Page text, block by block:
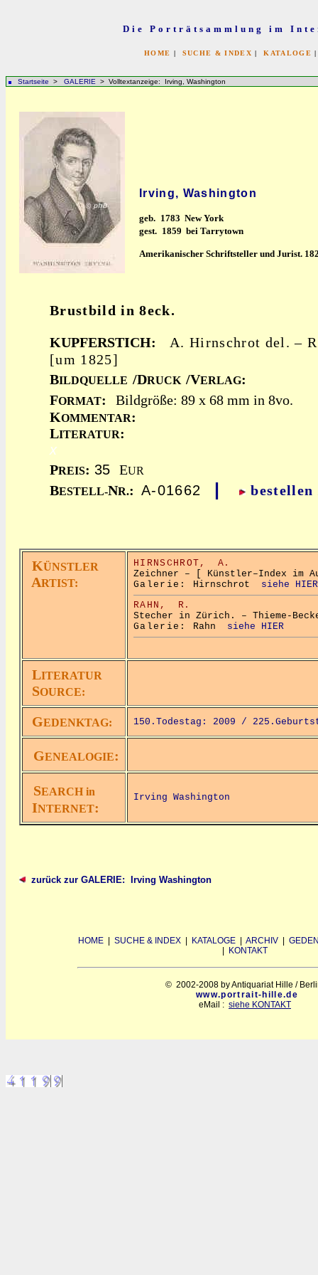
Die Porträtsammlung im
HOME | SUCHE & INDEX |KATALOGE
Startseite > GALERIE > Volltextanzeige: Irving, Washington
Irving, Washington
geb. 1783 New York
gest. 1859 bei Tarrytown
Amerikanischer Schriftsteller und Jurist.
Brustbild in 8eck.
KUPFERSTICH:
A. Hirnschrot del. –
[um 1825]
BILDQUELLE /DRUCK /VERLAG:
FORMAT:
Bildgröße: 89 x 68 mm in 8vo.
KOMMENTAR:
LITERATUR:
x
PREIS: 35 EUR
BESTELL-NR.: A-01662 |
KÜNSTLER
ARTIST:
HIRNSCHROT,
A.
Zeichner – [ Künstler–Index im
Galerie: Hirnschrot siehe HIER
RAHN,
R.
Stecher in Zürich. – Thieme-
Galerie: Rahn siehe HIER
LITERATUR
SOURCE:
GEDENKTAG: 150.Todestag: 2009 /
GENEALOGIE:
SEARCH in
INTERNET:
Irving Washington
zurück zur GALERIE: Irving Washington
HOME SUCHE & INDEX KATALOGE ARCHIV
KONTAKT
© 2002-2008 by Antiquariat Hille /
www.portrait-hille.de
eMail : siehe KONTAKT